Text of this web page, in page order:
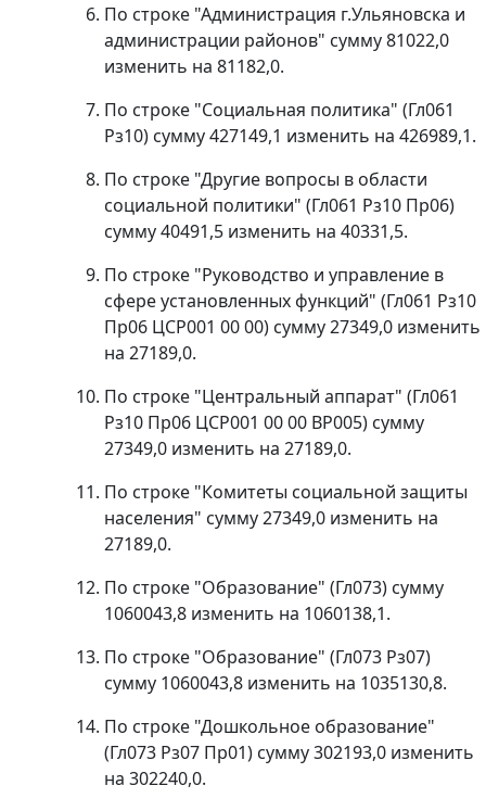
По строке "Администрация г.Ульяновска и
администрации районов" сумму 81022,0
изменить на 81182,0.
По строке "Социальная политика" (Гл061
Рз10) сумму 427149,1 изменить на 426989,1.
По строке "Другие вопросы в области
социальной политики" (Гл061 Рз10 Пр06)
сумму 40491,5 изменить на 40331,5.
По строке "Руководство и управление в
сфере установленных функций" (Гл061 Рз10
Пр06 ЦСР001 00 00) сумму 27349,0 изменить
на 27189,0.
По строке "Центральный аппарат" (Гл061
Рз10 Пр06 ЦСР001 00 00 ВР005) сумму
27349,0 изменить на 27189,0.
По строке "Комитеты социальной защиты
населения" сумму 27349,0 изменить на
27189,0.
По строке "Образование" (Гл073) сумму
1060043,8 изменить на 1060138,1.
По строке "Образование" (Гл073 Рз07)
сумму 1060043,8 изменить на 1035130,8.
По строке "Дошкольное образование"
(Гл073 Рз07 Пр01) сумму 302193,0 изменить
на 302240,0.